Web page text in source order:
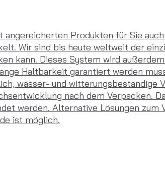
Produkten für Sie
Wir sind bis heute weltweit der
kann. Dieses System wird
Haltbarkeit garantiert werden
wasser- und witterungsbeständige
nach dem Verpacken.
werden. Alternative Lösungen
ist möglich.